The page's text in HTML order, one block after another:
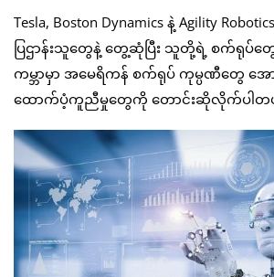
Tesla, Boston Dynamics နဲ့ Agility
ပြဌာန်းသူတွေနဲ့ တွေ့ဆုံပြီး သူတို့ရဲ့ စက်ရုပ်
ကမ္ဘာမှာ အမေရိကန် စက်ရုပ် ကုမ္ပဏီတွေ အော
ထောက်ပံ့ကူညီမှုတွေကို တောင်းဆိုလိုက်ပါတ